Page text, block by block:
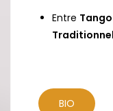
Entre
Traditionnel
BIO